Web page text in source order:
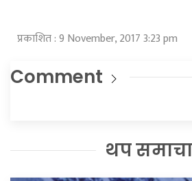
प्रकाशित : 9 November, 2017 3:23 pm
Comment
थप